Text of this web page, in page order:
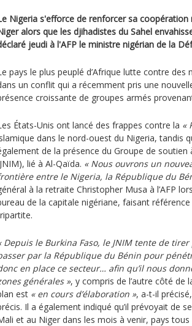
Nigeria s'efforce de renforcer sa coopération
alors que les djihadistes du Sahel
jeudi à l'AFP le ministre nigérian de la
pays le plus peuplé d’Afrique lutte contre des
un conflit qui a récemment pris une
croissante de groupes armés
États-Unis ont lancé des frappes contre la «
dans le nord-ouest du Nigeria, tandis
de la présence du Groupe de soutien
lié à Al-Qaïda. « Nous ouvrons un
entre le Nigeria, la République du
à la retraite Christopher Musa à l’AFP
de la capitale nigériane, faisant
Depuis le Burkina Faso, le JNIM tente de
par la République du Bénin pour
en place ce secteur… afin qu’il nous
générales », y compris de l’autre côté de
est « en cours d’élaboration », a-t-il
Il a également indiqué qu’il prévoyait de
et au Niger dans les mois à venir, pays